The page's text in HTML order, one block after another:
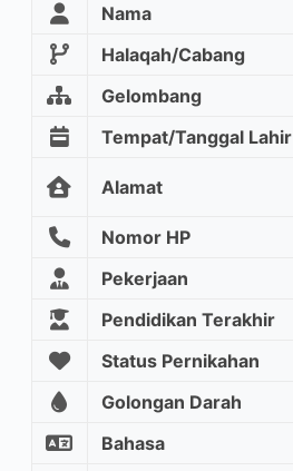
Nama
Halaqah/Cabang
Gelombang
Tempat/Tanggal Lahir
Alamat
Nomor HP
Pekerjaan
Pendidikan Terakhir
Status Pernikahan
Golongan Darah
Bahasa